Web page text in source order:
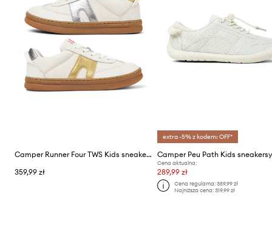
Camper Runner Four TWS Kids sneakersy dziecięce skórzane
359,99 zł
extra -5% z kodem: OFF*
Cena aktualna:
289,99 zł
Cena regularna: 359,99 zł
Najniższa cena: 319,99 zł